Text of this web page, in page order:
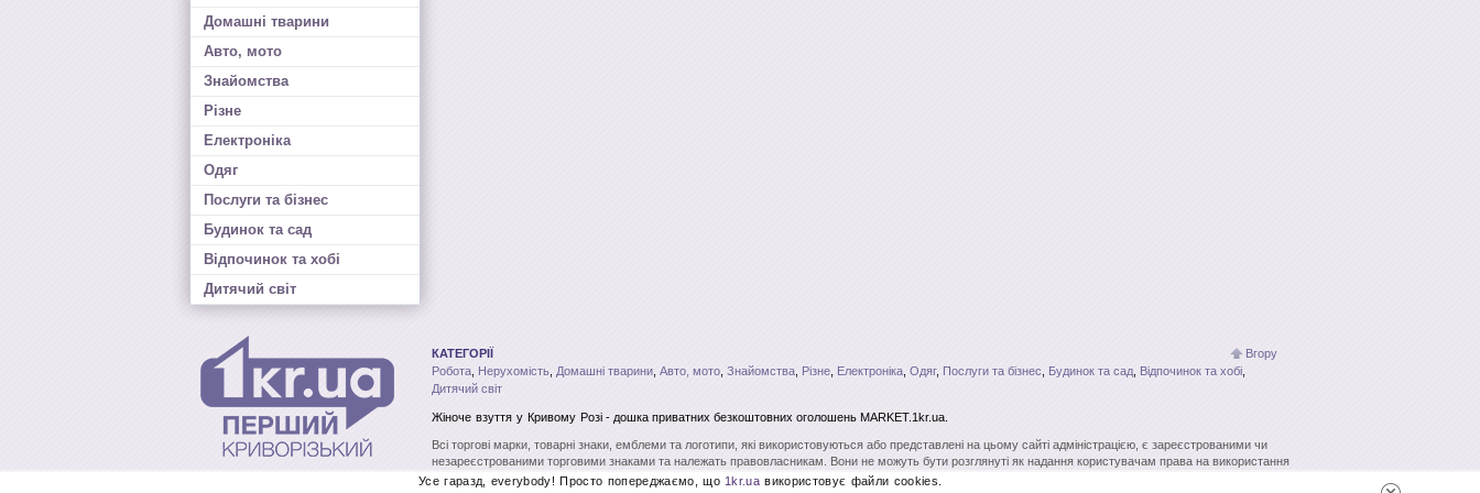
Домашні тварини
Авто, мото
Знайомства
Різне
Електроніка
Одяг
Послуги та бізнес
Будинок та сад
Відпочинок та хобі
Дитячий світ
Вгору
КАТЕГОРІЇ
Робота Нерухомість Домашні тварини Авто, мото Знайомства Різне Електроніка Одяг, Послуги та бізнес Будинок та сад Відпочинок та хобі
Дитячий світ
Жіноче взуття у Кривому Розі - дошка приватних безкоштовних оголошень MARKET.1kr.ua.
Всі торгові марки, товарні знаки, емблеми та логотипи, які використовуються або представлені на цьому сайті адміністрацією, є зареєстрованими чи
незареєстрованими торговими знаками та належать правовласникам. Вони не можуть бути розглянуті як надання користувачам права на використання
без письмового на те дозволу. Повне чи часткове копіювання матеріалів без відкритого для пошукових систем гіперпосилання джерело заборонено.
Усе гаразд, everybody! Просто попереджаємо, що 1kr.ua використовує файли cookies.